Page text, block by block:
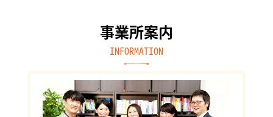
事業所案内
INFORMATION